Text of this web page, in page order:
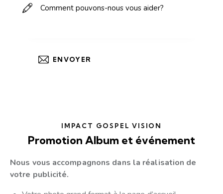
IMPACT GOSPEL VISION
Promotion Album et événement
Nous vous accompagnons dans la réalisation de
votre publicité.